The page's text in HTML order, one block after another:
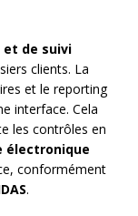
de suivi
clients. La
et le reporting
interface. Cela
les contrôles en
électronique
conformément
.